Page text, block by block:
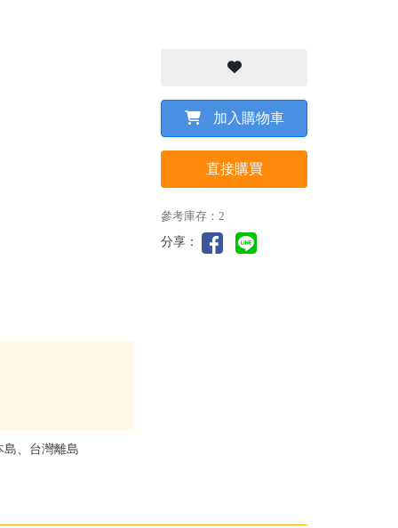
島、台灣離島
加入購物車
直接購買
參考庫存：2
分享：